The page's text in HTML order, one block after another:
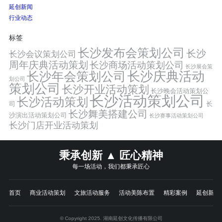
延创新闻
行业动态
标签
长沙会议策划公司 长沙发布会策划公司 长沙
周年庆典活动策划 长沙商场活动策划公司 长沙展会策
划公司 长沙年会策划公司 长沙庆典活动
策划公司 长沙开业活动策划 长沙晚会活动策划公
司 长沙活动策划 长沙活动策划公司
长
沙演出活动策划公司 长沙舞美搭建公司 长沙赛事活动策划公司
长沙门店开业活动策划
秉承创新 ▲ 匠心精神
每一场活动，我们都秉承匠心
首页 商业活动策划 文旅活动服务 活动美陈布置 精彩案例 延创新闻
© Copyright 2025. 湖南延创文化传播有限公司